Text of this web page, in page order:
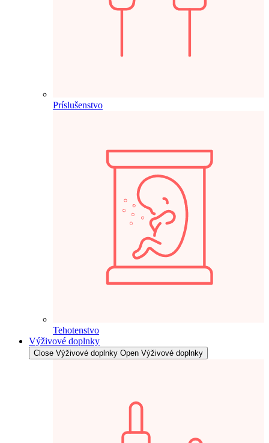
Príslušenstvo
Tehotenstvo
Výživové doplnky
Close Výživové doplnky Open Výživové doplnky